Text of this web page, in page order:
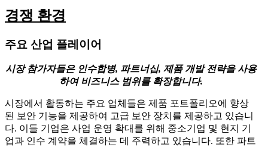
경쟁 환경
주요 산업 플레이어
시장 참가자들은 인수합병, 파트너십, 제품 개발 전략을 사용
하여 비즈니스 범위를 확장합니다.
시장에서 활동하는 주요 업체들은 제품 포트폴리오에 향상
된 보안 기능을 제공하여 고급 보안 장치를 제공하고 있습니
다. 이들 기업은 사업 운영 확대를 위해 중소기업 및 현지 기
업과 인수 계약을 체결하는 데 주력하고 있습니다. 또한 파트